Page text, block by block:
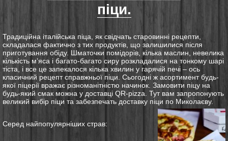
піци.
Традиційна італійська піца, як свідчать старовинні рецепти,
складалася фактично з тих продуктів, що залишилися після
приготування обіду. Шматочки помідорів, кілька маслин, невелика
кількість м’яса і багато-багато сиру розкладалися на тонкому шарі
тіста, і все це запекалося кілька хвилин у гарячій печі – ось
класичний рецепт справжньої піци. Сьогодні ж асортимент будь-
якої піцерії вражає різноманітністю начинок. Замовити піцу на
будь-який смак можна у доставці QR-pizza. Тут вам запропонують
великий вибір піци та забезпечать доставку піци по Миколаєву.
Серед найпопулярніших страв: